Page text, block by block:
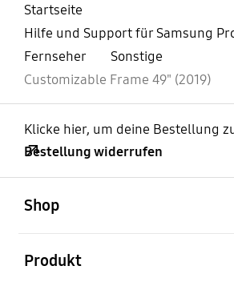
Startseite
Hilfe und Support für Samsung
Fernseher
Sonstige
Customizable Frame 49" (2019)
Klicke hier, um deine Bestellung
Bestellung widerrufen
Shop
Produkt